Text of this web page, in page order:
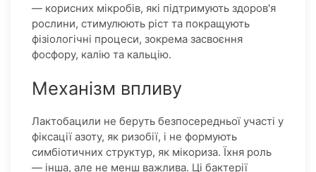
— корисних мікробів, які підтримують здоров'я
рослини, стимулюють ріст та покращують
фізіологічні процеси, зокрема засвоєння
фосфору, калію та кальцію.
Механізм впливу
Лактобацили не беруть безпосередньої участі у
фіксації азоту, як ризобії, і не формують
симбіотичних структур, як мікориза. Їхня роль
— інша, але не менш важлива. Ці бактерії